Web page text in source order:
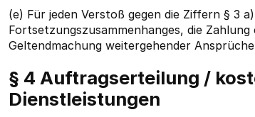
(e) Für jeden Verstoß gegen die Ziffern § 3
Fortsetzungszusammenhanges, die
Geltendmachung weitergehender
§ 4 Auftragserteilung /
Dienstleistungen